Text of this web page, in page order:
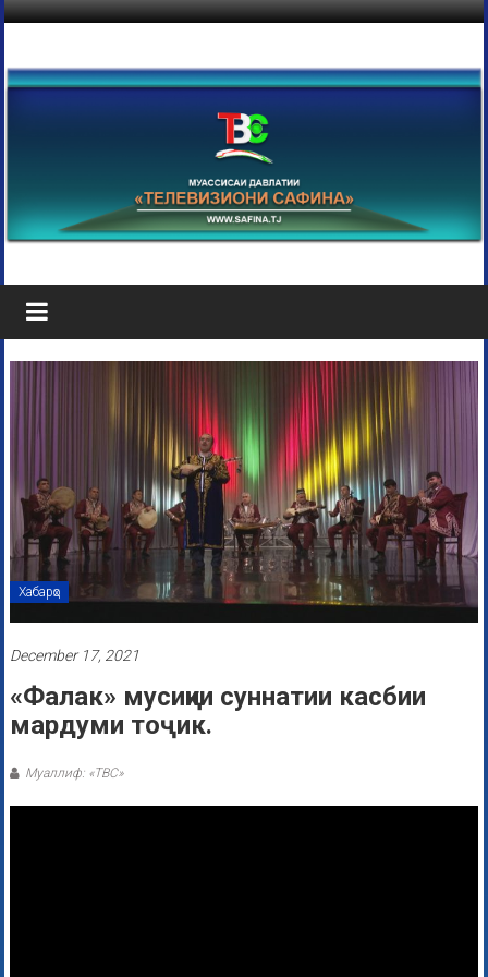
Хабарҳо
December 17, 2021
«Фалак» мусиқии суннатии касбии
мардуми тоҷик.
Муаллиф: «ТВС»